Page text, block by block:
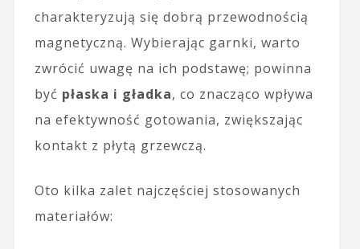
charakteryzują się dobrą przewodnością
magnetyczną. Wybierając garnki, warto
zwrócić uwagę na ich podstawę; powinna
być płaska i gładka, co znacząco wpływa
na efektywność gotowania, zwiększając
kontakt z płytą grzewczą.
Oto kilka zalet najczęściej stosowanych
materiałów: